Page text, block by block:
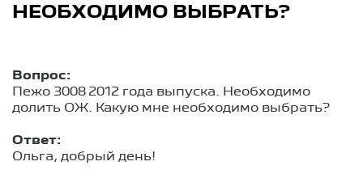
НЕОБХОДИМО ВЫБРАТЬ?
Вопрос:
Пежо 3008 2012 года выпуска. Необходимо
долить ОЖ. Какую мне необходимо выбрать?
Ответ:
Ольга, добрый день!